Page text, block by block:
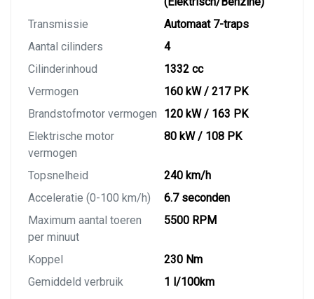
Transmissie
Automaat 7-traps
Aantal cilinders
4
Cilinderinhoud
1332 cc
Vermogen
160 kW / 217 PK
Brandstofmotor vermogen
120 kW / 163 PK
Elektrische motor
vermogen
80 kW / 108 PK
Topsnelheid
240 km/h
Acceleratie (0-100 km/h)
6.7 seconden
Maximum aantal toeren
per minuut
5500 RPM
Koppel
230 Nm
Gemiddeld verbruik
1 l/100km